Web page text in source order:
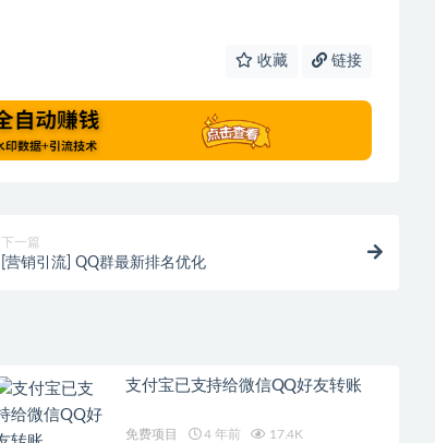
收藏 链接
下一篇
[营销引流] QQ群最新排名优化
支付宝已支持给微信QQ好友转账
免费项目 4 年前 17.4K